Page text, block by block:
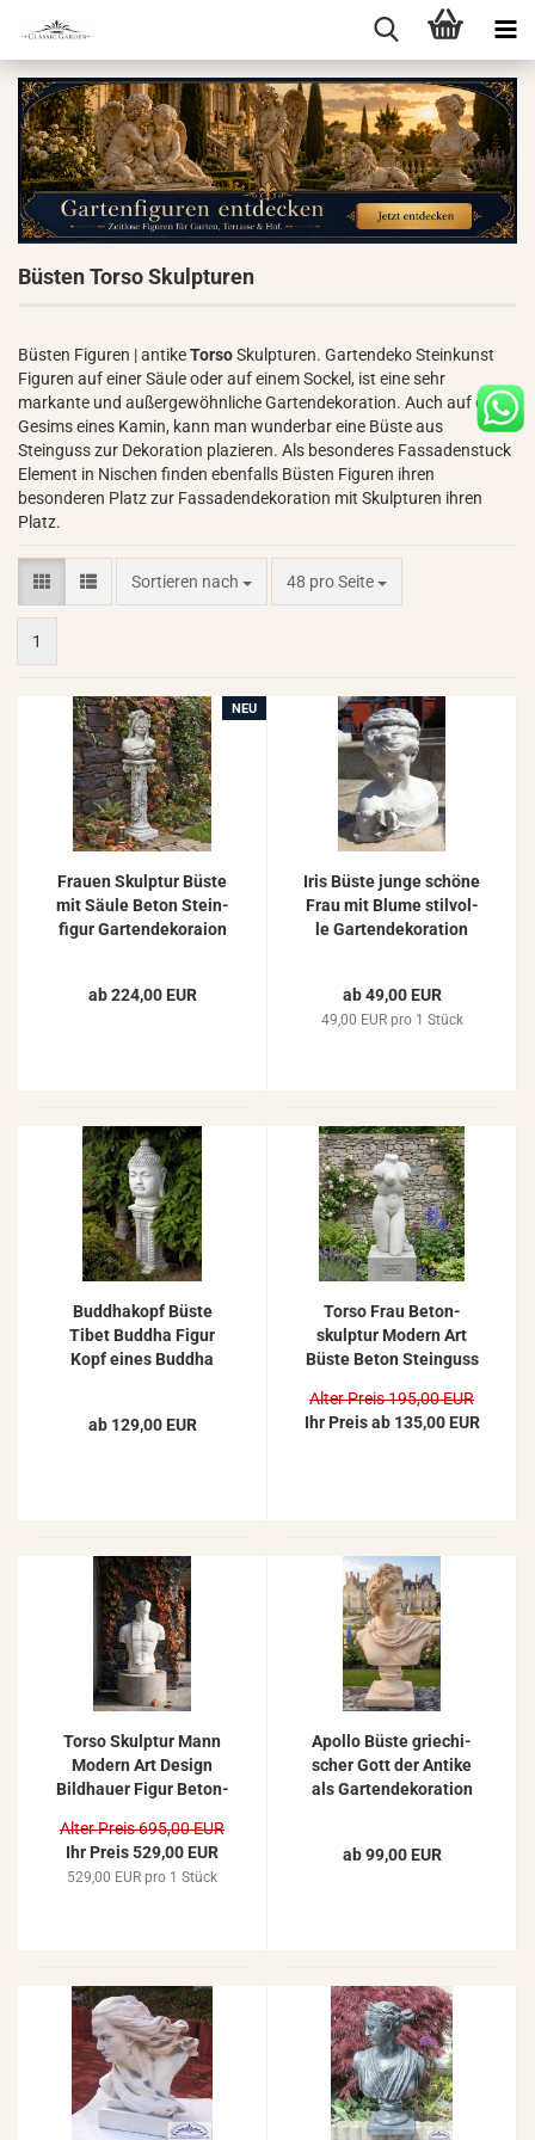
Büsten Torso Skulpturen
Büsten Figuren | antikeTorsoSkulpturen. Gartendeko Steinkunst
Figuren auf einer Säule oder auf einem Sockel, ist eine sehr
markante und außergewöhnliche Gartendekoration. Auch auf dem
Gesims eines Kamin, kann man wunderbar eine Büste aus
Steinguss zur Dekoration plazieren. Als besonderes Fassadenstuck
Element in Nischen finden ebenfalls Büsten Figuren ihren
besonderen Platz zur Fassadendekoration mit Skulpturen ihren
Platz.
Sortieren nach
Sortieren nach 48 pro Seite
pro Seite
1
NEU
Frau­en Skulp­tur Büste
mit Säule Beton Stein­
fi­gur Gar­ten­de­ko­rai­on
ab 224,00 EUR
Iris Büste junge schö­ne
Frau mit Blume stil­vol­
le Gar­ten­de­ko­ra­ti­on
ab 49,00 EUR
49,00 EUR pro 1 Stück
Bud­dha­kopf Büste
Tibet Bud­dha Figur
Kopf eines Bud­dha
SA-​N857
ab 129,00 EUR
Torso Frau Be­ton­
skulp­tur Mo­dern Art
Büste Beton Stein­guss
30kg
Alter Preis 195,00 EUR
Ihr Preis ab 135,00 EUR
Torso Skulp­tur Mann
Mo­dern Art De­sign
Bild­hau­er Figur Be­ton­
Alter Preis 695,00 EUR
Ihr Preis 529,00 EUR
529,00 EUR pro 1 Stück
Apol­lo Büste grie­chi­
scher Gott der An­ti­ke
als Gar­ten­de­ko­ra­ti­on
ab 99,00 EUR